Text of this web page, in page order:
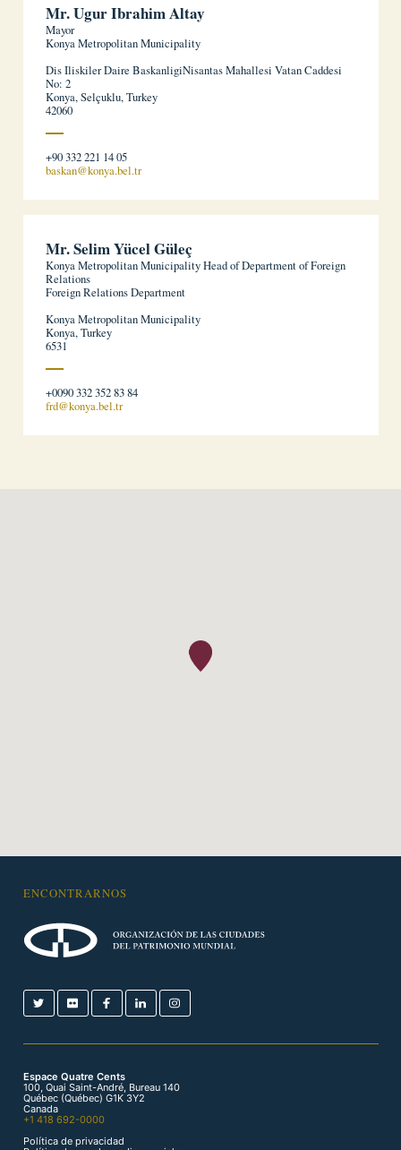
Mr. Ugur Ibrahim Altay
Mayor
Konya Metropolitan Municipality
Dis Iliskiler Daire BaskanligiNisantas Mahallesi Vatan Caddesi
No: 2
Konya, Selçuklu, Turkey
42060
+90 332 221 14 05
baskan@konya.bel.tr
Mr. Selim Yücel Güleç
Konya Metropolitan Municipality Head of Department of Foreign
Relations
Foreign Relations Department
Konya Metropolitan Municipality
Konya, Turkey
6531
+0090 332 352 83 84
frd@konya.bel.tr
ENCONTRARNOS
Espace Quatre Cents
100, Quai Saint-André, Bureau 140
Québec (Québec) G1K 3Y2
Canada
+1 418 692-0000
Política de privacidad